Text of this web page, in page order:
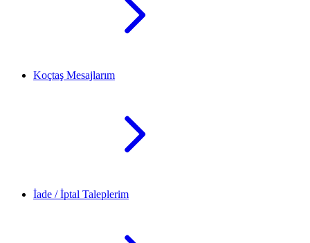
Koçtaş Mesajlarım
İade / İptal Taleplerim